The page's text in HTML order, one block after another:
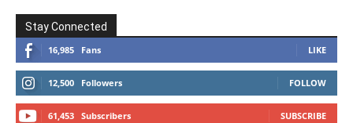
Stay Connected
16,985 Fans LIKE
12,500 Followers FOLLOW
61,453 Subscribers SUBSCRIBE